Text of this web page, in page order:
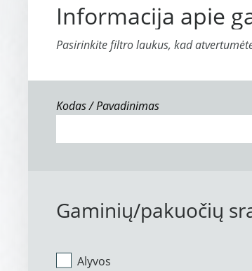
Informacija apie
Pasirinkite filtro laukus, kad
Kodas / Pavadinimas
Gaminių/pakuočių
Alyvos